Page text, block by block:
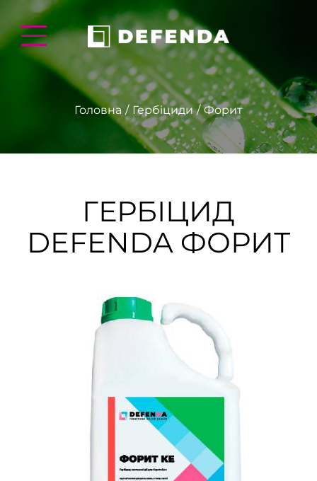
Головна Гербіциди Форит
ГЕРБІЦИД
DEFENDA ФОРИТ